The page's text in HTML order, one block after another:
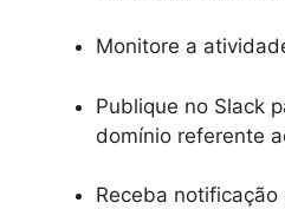
Monitore a
Publique no Slack
domínio referente
Receba